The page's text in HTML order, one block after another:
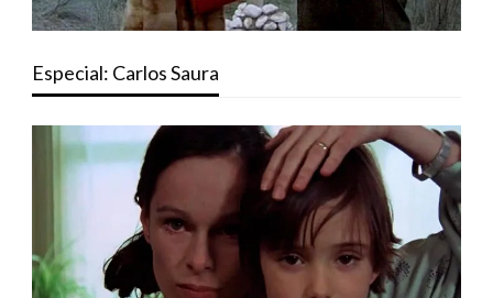
Especial: Carlos Saura